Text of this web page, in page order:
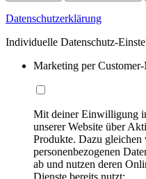
Datenschutzerklärung
Individuelle Datenschutz-
Marketing per
Mit deiner Einwilligung
unserer Website über
Produkte. Dazu gleichen
personenbezogenen
ab und nutzen deren
Dienste bereits nutzt: